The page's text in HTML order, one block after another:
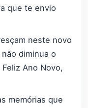
que te envio
neste novo
diminua o
Ano Novo,
memórias que